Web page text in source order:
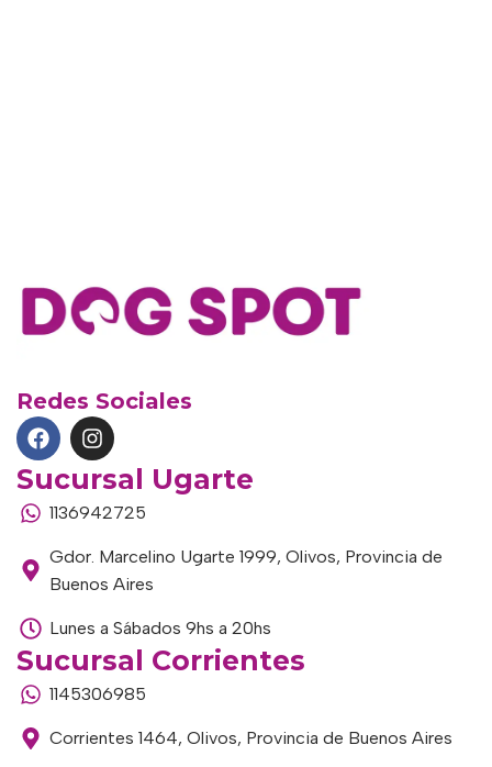
Redes Sociales
Sucursal Ugarte
1136942725
Gdor. Marcelino Ugarte 1999, Olivos, Provincia de
Buenos Aires
Lunes a Sábados 9hs a 20hs
Sucursal Corrientes
1145306985
Corrientes 1464, Olivos, Provincia de Buenos Aires